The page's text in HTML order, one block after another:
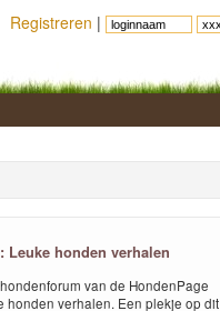
Leuke honden verhalen
van de HondenPage
honden verhalen. Een plekje op dit
Registreren |